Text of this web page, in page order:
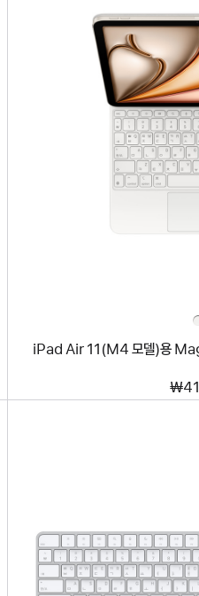
이
이
-
Air
iPad Air 11(M4 모델)용
이
이
-